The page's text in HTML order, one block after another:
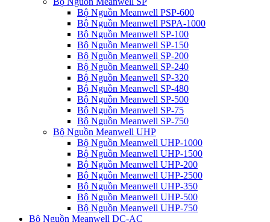
Bộ Nguồn Meanwell PSP-600
Bộ Nguồn Meanwell PSPA-1000
Bộ Nguồn Meanwell SP-100
Bộ Nguồn Meanwell SP-150
Bộ Nguồn Meanwell SP-200
Bộ Nguồn Meanwell SP-240
Bộ Nguồn Meanwell SP-320
Bộ Nguồn Meanwell SP-480
Bộ Nguồn Meanwell SP-500
Bộ Nguồn Meanwell SP-75
Bộ Nguồn Meanwell SP-750
Bộ Nguồn Meanwell UHP
Bộ Nguồn Meanwell UHP-1000
Bộ Nguồn Meanwell UHP-1500
Bộ Nguồn Meanwell UHP-200
Bộ Nguồn Meanwell UHP-2500
Bộ Nguồn Meanwell UHP-350
Bộ Nguồn Meanwell UHP-500
Bộ Nguồn Meanwell UHP-750
Bộ Nguồn Meanwell DC-AC